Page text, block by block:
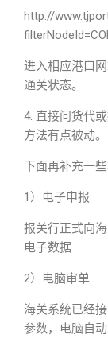
http://
进入相应港口
通关状态。
4. 直接问货代
方法有点被动。
下面再补充一
1）电子申报
报关行正式向
电子数据
2）电脑审单
海关系统已经
参数，电脑自